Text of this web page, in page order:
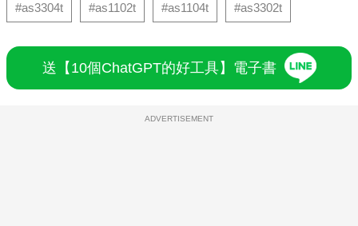
#as3304t #as1102t #as1104t #as3302t
送【10個ChatGPT的好工具】電子書
ADVERTISEMENT